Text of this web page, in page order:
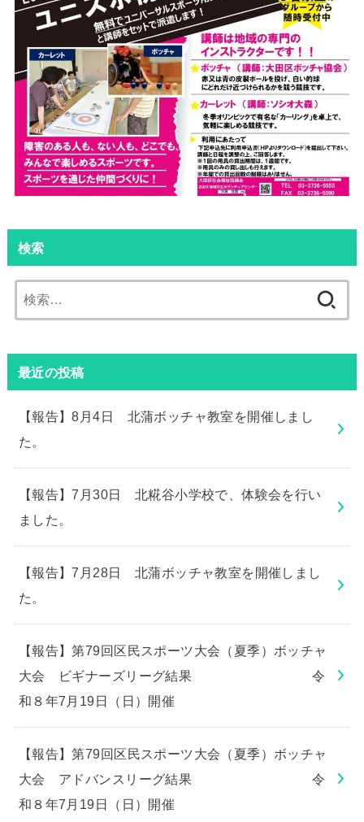
検索
索:
最近の投稿
【報告】8月4日 北蒲ボッチャ教室を開催しまし
た。
【報告】7月30日 北糀谷小学校で、体験会を行い
ました。
【報告】7月28日 北蒲ボッチャ教室を開催しまし
た。
【報告】第79回区民スポーツ大会（夏季）ボッチャ
大会 ビギナーズリーグ結果 令
和８年7月19日（日）開催
【報告】第79回区民スポーツ大会（夏季）ボッチャ
大会 アドバンスリーグ結果 令
和８年7月19日（日）開催